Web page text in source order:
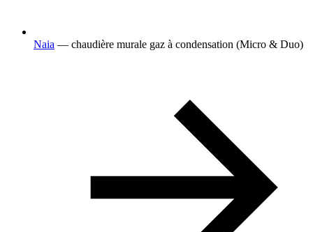
Naia — chaudière murale gaz à condensation (Micro & Duo)